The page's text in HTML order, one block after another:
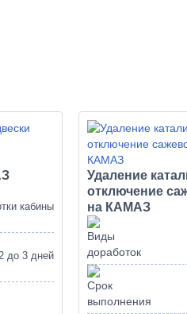
кабины
до 3 дней
Удаление
отключение
на КАМАЗ